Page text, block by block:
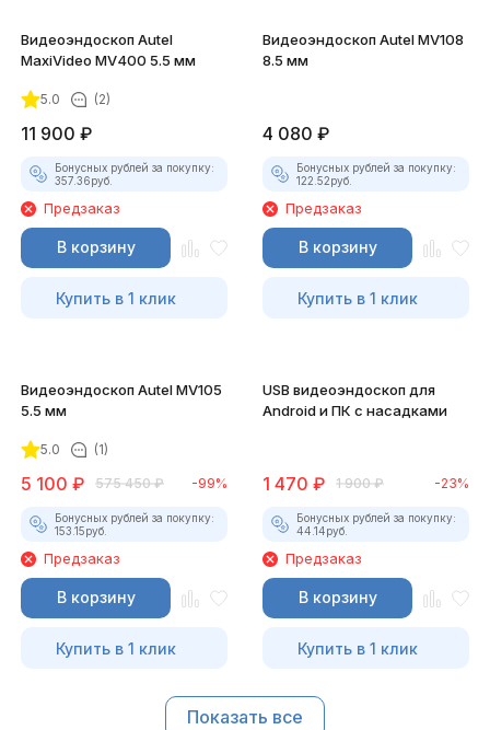
Видеоэндоскоп Autel
MaxiVideo MV400 5.5 мм
5.0 (2)
11 900 ₽
Бонусных рублей за покупку:
357.36руб.
Предзаказ
В корзину
Купить в 1 клик
Видеоэндоскоп Autel MV108
8.5 мм
4 080 ₽
Бонусных рублей за покупку:
122.52руб.
Предзаказ
В корзину
Купить в 1 клик
Видеоэндоскоп Autel MV105
5.5 мм
5.0 (1)
5 100 ₽ 575 450 ₽ -99%
Бонусных рублей за покупку:
153.15руб.
Предзаказ
В корзину
Купить в 1 клик
USB видеоэндоскоп для
Android и ПК с насадками
1 470 ₽ 1 900 ₽ -23%
Бонусных рублей за покупку:
44.14руб.
Предзаказ
В корзину
Купить в 1 клик
Показать все